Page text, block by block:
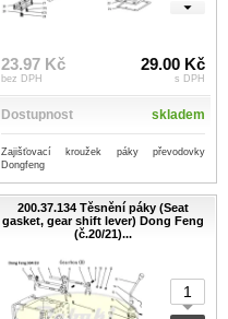
23.97 Kč
bez DPH
29.00 Kč
s DPH
Dostupnost skladem
Zajišťovací kroužek páky převodovky
Dongfeng
200.37.134 Těsnění páky (Seat
gasket, gear shift lever) Dong Feng
(č.20/21)...